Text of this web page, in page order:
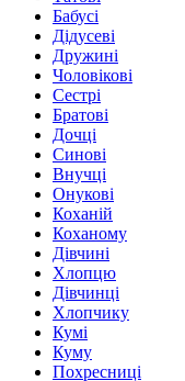
Бабусі
Дідусеві
Дружині
Чоловікові
Сестрі
Братові
Дочці
Синові
Внучці
Онукові
Коханій
Коханому
Дівчині
Хлопцю
Дівчинці
Хлопчику
Кумі
Куму
Похресниці